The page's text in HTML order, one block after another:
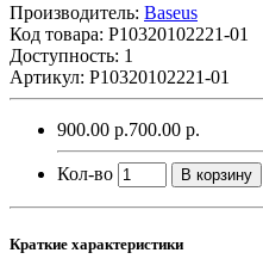
Производитель: Baseus
Код товара: P10320102221-01
Доступность: 1
Артикул: P10320102221-01
900.00 р.700.00 р.
Кол-во В корзину
Краткие характеристики